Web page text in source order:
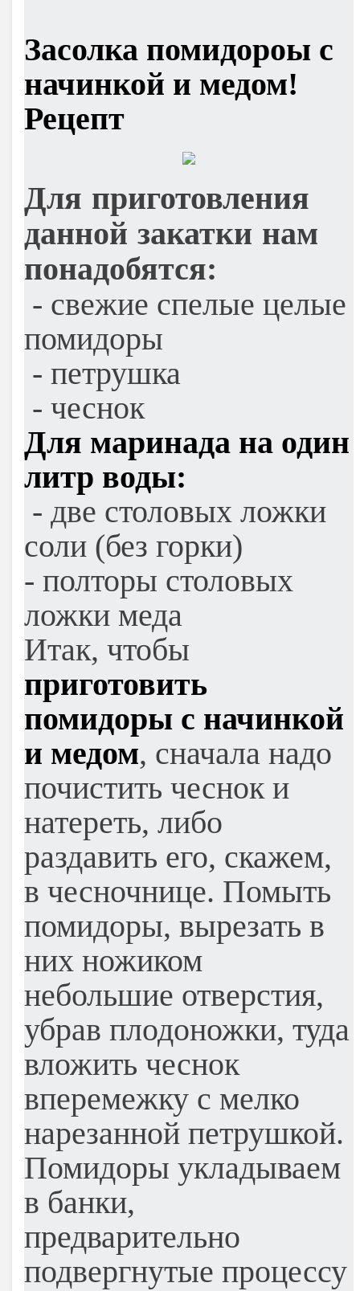
Засолка помидороы с
начинкой и медом!
Рецепт
Для приготовления
данной закатки нам
понадобятся:
- свежие спелые целые
помидоры
- петрушка
- чеснок
Для маринада на один
литр воды:
- две столовых ложки
соли (без горки)
- полторы столовых
ложки меда
Итак, чтобы
приготовить
помидоры с начинкой
и медом, сначала надо
почистить чеснок и
натереть, либо
раздавить его, скажем,
в чесночнице. Помыть
помидоры, вырезать в
них ножиком
небольшие отверстия,
убрав плодоножки, туда
вложить чеснок
вперемежку с мелко
нарезанной петрушкой.
Помидоры укладываем
в банки,
предварительно
подвергнутые процессу